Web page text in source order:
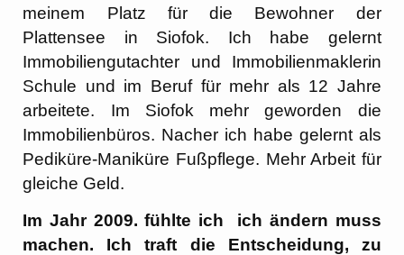
meinem Platz für die Bewohner der
Plattensee in Siofok. Ich habe gelernt
Immobiliengutachter und Immobilienmaklerin
Schule und im Beruf für mehr als 12 Jahre
arbeitete. Im Siofok mehr geworden die
Immobilienbüros. Nacher ich habe gelernt als
Pediküre-Maniküre Fußpflege. Mehr Arbeit für
gleiche Geld.
Im Jahr 2009. fühlte ich ich ändern muss
machen. Ich traft die Entscheidung, zu